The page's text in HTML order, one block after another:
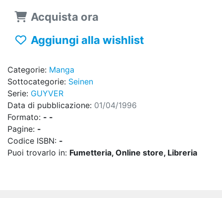
Acquista ora
Aggiungi alla wishlist
Categorie: Manga
Sottocategorie: Seinen
Serie: GUYVER
Data di pubblicazione: 01/04/1996
Formato: - -
Pagine: -
Codice ISBN: -
Puoi trovarlo in: Fumetteria, Online store, Libreria